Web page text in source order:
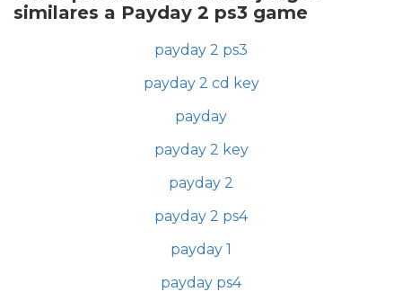
similares a Payday 2 ps3 game
payday 2 ps3
payday 2 cd key
payday
payday 2 key
payday 2
payday 2 ps4
payday 1
payday ps4